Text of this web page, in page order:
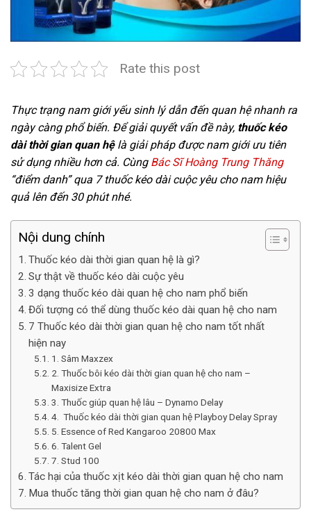
Rate this post
Thực trạng nam giới yếu sinh lý dẫn đến quan hệ nhanh ra
ngày càng phổ biến. Để giải quyết vấn đề này, thuốc kéo
dài thời gian quan hệlà giải pháp được nam giới ưu tiên
sử dụng nhiều hơn cả. Cùng Bác Sĩ Hoàng Trung Thăng
“điểm danh” qua 7 thuốc kéo dài cuộc yêu cho nam hiệu
quả lên đến 30 phút nhé.
Nội dung chính
Thuốc kéo dài thời gian quan hệ là gì?
Sự thật về thuốc kéo dài cuộc yêu
3 dạng thuốc kéo dài quan hệ cho nam phổ biến
Đối tượng có thể dùng thuốc kéo dài quan hệ cho nam
7 Thuốc kéo dài thời gian quan hệ cho nam tốt nhất
hiện nay
1. Sâm Maxzex
2. Thuốc bôi kéo dài thời gian quan hệ cho nam –
Maxisize Extra
3. Thuốc giúp quan hệ lâu – Dynamo Delay
4. Thuốc kéo dài thời gian quan hệ Playboy Delay Spray
5. Essence of Red Kangaroo 20800 Max
6. Talent Gel
7. Stud 100
Tác hại của thuốc xịt kéo dài thời gian quan hệ cho nam
Mua thuốc tăng thời gian quan hệ cho nam ở đâu?